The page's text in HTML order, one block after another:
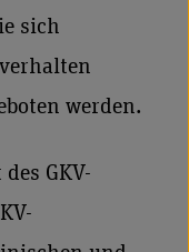
sich
werden.
GKV-